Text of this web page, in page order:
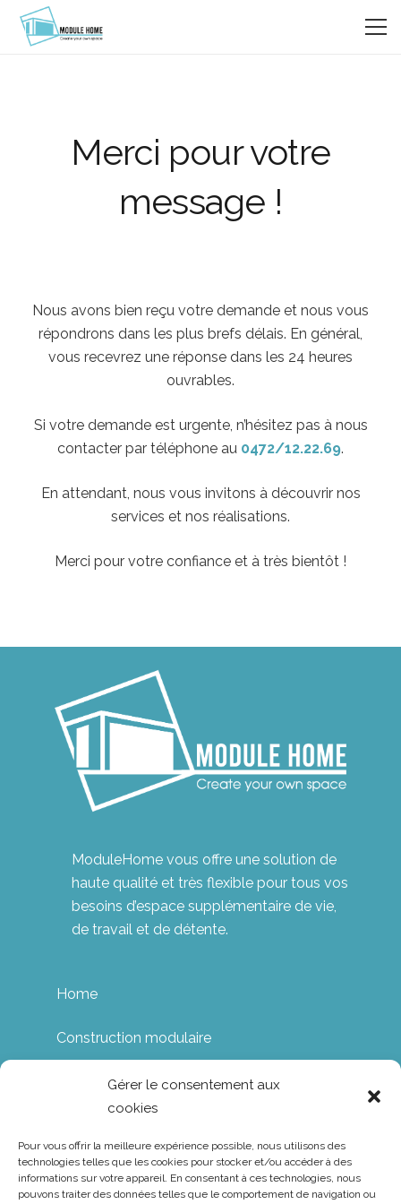
Gérer le consentement aux
cookies
Pour vous offrir la meilleure expérience possible, nous utilisons des
technologies telles que les cookies pour stocker et/ou accéder à des
informations sur votre appareil. En consentant à ces technologies, nous
pouvons traiter des données telles que le comportement de navigation ou
Merci pour votre
message !
Nous avons bien reçu votre demande et nous vous
répondrons dans les plus brefs délais. En général,
vous recevrez une réponse dans les 24 heures
ouvrables.
Si votre demande est urgente, n’hésitez pas à nous
contacter par téléphone au 0472/12.22.69.
En attendant, nous vous invitons à découvrir nos
services et nos réalisations.
Merci pour votre confiance et à très bientôt !
ModuleHome vous offre une solution de
haute qualité et très flexible pour tous vos
besoins d’espace supplémentaire de vie,
de travail et de détente.
Home
Construction modulaire
Applications
Contact